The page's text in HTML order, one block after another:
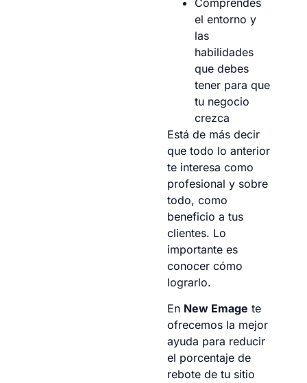
el entorno y
las
habilidades
que debes
tener para que
tu negocio
crezca
Está de más decir
que todo lo anterior
te interesa como
profesional y sobre
todo, como
beneficio a tus
clientes. Lo
importante es
conocer cómo
lograrlo.
En New Emage te
ofrecemos la mejor
ayuda para reducir
el porcentaje de
rebote de tu sitio